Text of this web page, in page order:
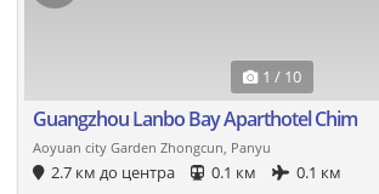
1 / 10
Guangzhou Lanbo Bay Aparthotel Chim
Aoyuan city Garden Zhongcun, Panyu
2.7 км до центра 0.1 км
0.1 км